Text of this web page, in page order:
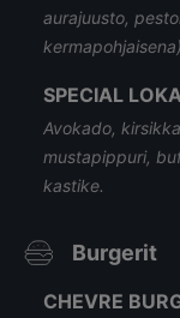
aurajuusto,
kermapohjaisena)
SPECIAL
Avokado,
mustapippuri,
kastike.
Burgerit
CHEVRE